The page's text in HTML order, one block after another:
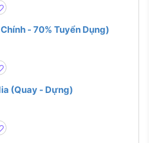
- 70% Tuyển Dụng)
(Quay - Dựng)